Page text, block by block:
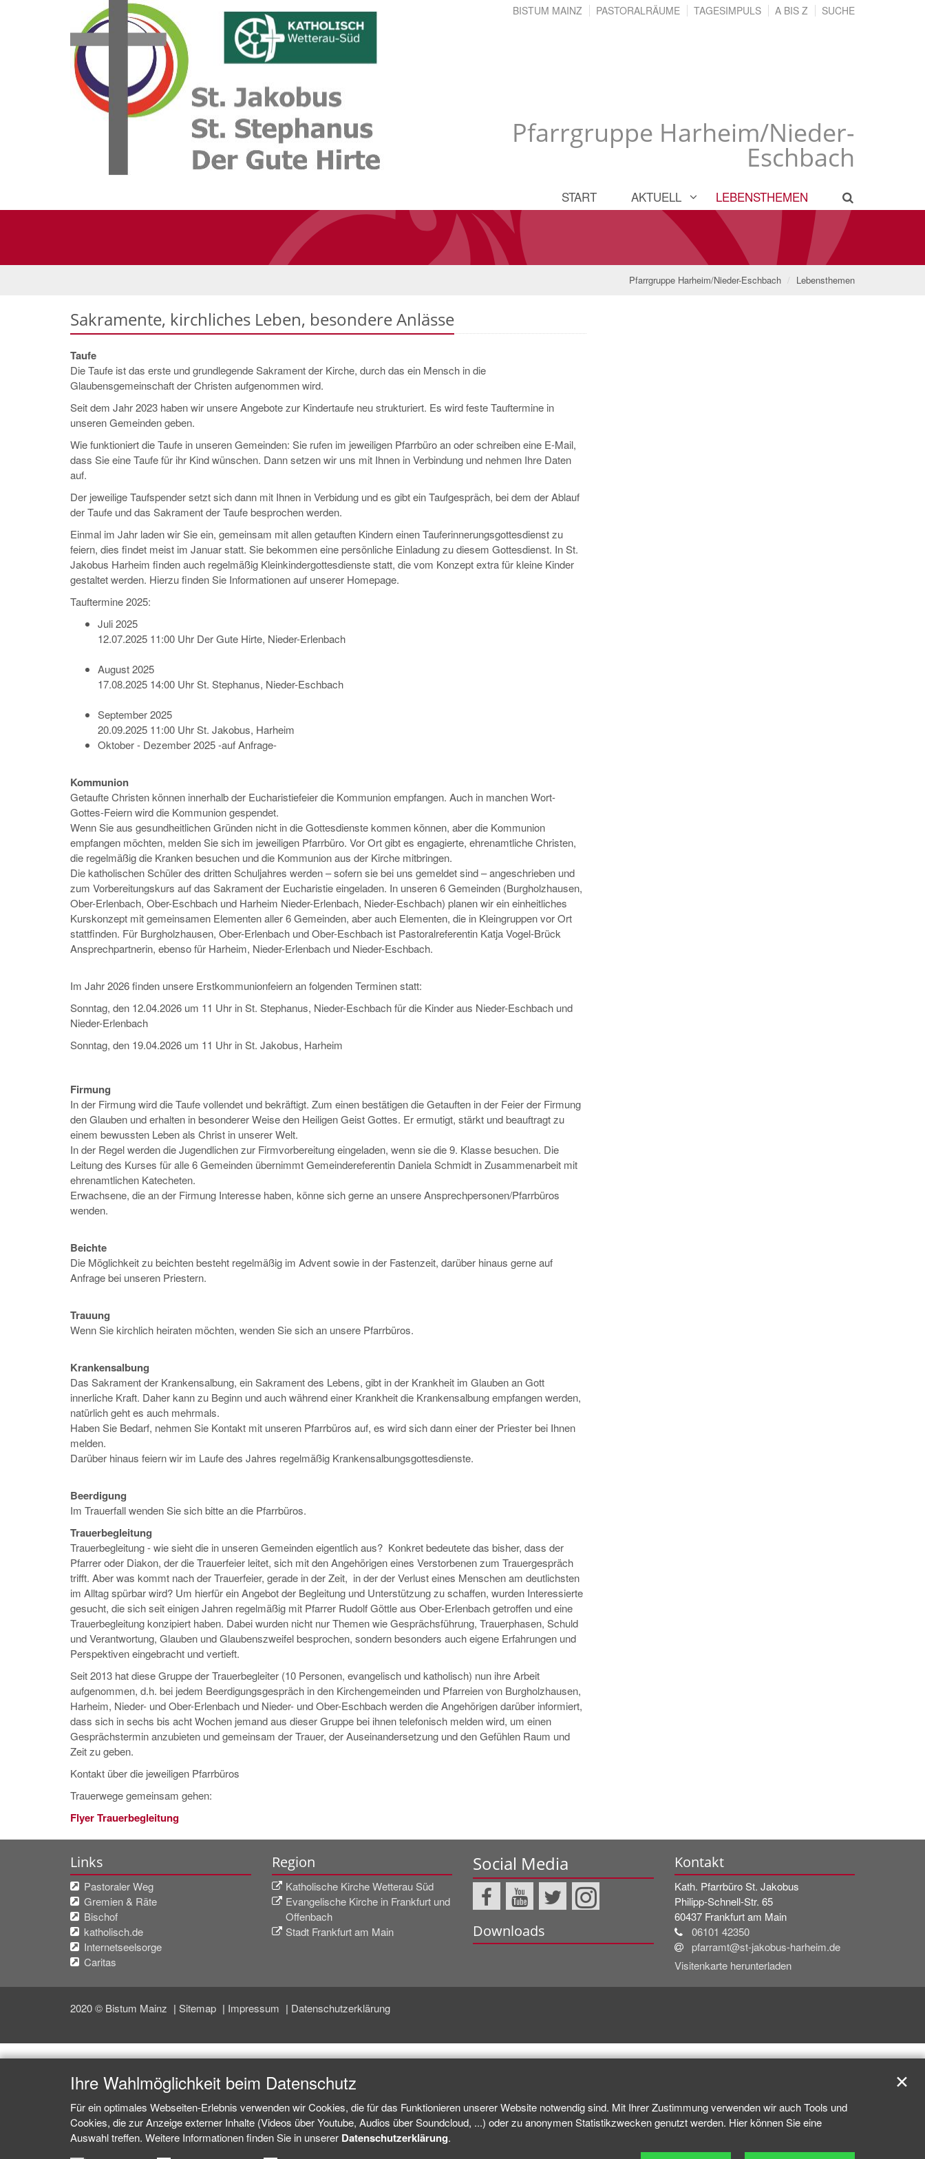
Pfarrgruppe Harheim/Nieder-
Eschbach
BISTUM MAINZ PASTORALRÄUME TAGESIMPULS A BIS Z SUCHE
START AKTUELL LEBENSTHEMEN
Pfarrgruppe Harheim/Nieder-Eschbach Lebensthemen
Sakramente, kirchliches Leben, besondere Anlässe
Taufe
Die Taufe ist das erste und grundlegende Sakrament der Kirche, durch das ein Mensch in die
Glaubensgemeinschaft der Christen aufgenommen wird.
Seit dem Jahr 2023 haben wir unsere Angebote zur Kindertaufe neu strukturiert. Es wird feste Tauftermine in
unseren Gemeinden geben.
Wie funktioniert die Taufe in unseren Gemeinden: Sie rufen im jeweiligen Pfarrbüro an oder schreiben eine E-Mail,
dass Sie eine Taufe für ihr Kind wünschen. Dann setzen wir uns mit Ihnen in Verbindung und nehmen Ihre Daten
auf.
Der jeweilige Taufspender setzt sich dann mit Ihnen in Verbidung und es gibt ein Taufgespräch, bei dem der Ablauf
der Taufe und das Sakrament der Taufe besprochen werden.
Einmal im Jahr laden wir Sie ein, gemeinsam mit allen getauften Kindern einen Tauferinnerungsgottesdienst zu
feiern, dies findet meist im Januar statt. Sie bekommen eine persönliche Einladung zu diesem Gottesdienst. In St.
Jakobus Harheim finden auch regelmäßig Kleinkindergottesdienste statt, die vom Konzept extra für kleine Kinder
gestaltet werden. Hierzu finden Sie Informationen auf unserer Homepage.
Tauftermine 2025:
Juli 2025
12.07.2025 11:00 Uhr Der Gute Hirte, Nieder-Erlenbach
August 2025
17.08.2025 14:00 Uhr St. Stephanus, Nieder-Eschbach
September 2025
20.09.2025 11:00 Uhr St. Jakobus, Harheim
Oktober - Dezember 2025 -auf Anfrage-
Kommunion
Getaufte Christen können innerhalb der Eucharistiefeier die Kommunion empfangen. Auch in manchen Wort-
Gottes-Feiern wird die Kommunion gespendet.
Wenn Sie aus gesundheitlichen Gründen nicht in die Gottesdienste kommen können, aber die Kommunion
empfangen möchten, melden Sie sich im jeweiligen Pfarrbüro. Vor Ort gibt es engagierte, ehrenamtliche Christen,
die regelmäßig die Kranken besuchen und die Kommunion aus der Kirche mitbringen.
Die katholischen Schüler des dritten Schuljahres werden – sofern sie bei uns gemeldet sind – angeschrieben und
zum Vorbereitungskurs auf das Sakrament der Eucharistie eingeladen. In unseren 6 Gemeinden (Burgholzhausen,
Ober-Erlenbach, Ober-Eschbach und Harheim Nieder-Erlenbach, Nieder-Eschbach) planen wir ein einheitliches
Kurskonzept mit gemeinsamen Elementen aller 6 Gemeinden, aber auch Elementen, die in Kleingruppen vor Ort
stattfinden. Für Burgholzhausen, Ober-Erlenbach und Ober-Eschbach ist Pastoralreferentin Katja Vogel-Brück
Ansprechpartnerin, ebenso für Harheim, Nieder-Erlenbach und Nieder-Eschbach.
Im Jahr 2026 finden unsere Erstkommunionfeiern an folgenden Terminen statt:
Sonntag, den 12.04.2026 um 11 Uhr in St. Stephanus, Nieder-Eschbach für die Kinder aus Nieder-Eschbach und
Nieder-Erlenbach
Sonntag, den 19.04.2026 um 11 Uhr in St. Jakobus, Harheim
Firmung
In der Firmung wird die Taufe vollendet und bekräftigt. Zum einen bestätigen die Getauften in der Feier der Firmung
den Glauben und erhalten in besonderer Weise den Heiligen Geist Gottes. Er ermutigt, stärkt und beauftragt zu
einem bewussten Leben als Christ in unserer Welt.
In der Regel werden die Jugendlichen zur Firmvorbereitung eingeladen, wenn sie die 9. Klasse besuchen. Die
Leitung des Kurses für alle 6 Gemeinden übernimmt Gemeindereferentin Daniela Schmidt in Zusammenarbeit mit
ehrenamtlichen Katecheten.
Erwachsene, die an der Firmung Interesse haben, könne sich gerne an unsere Ansprechpersonen/Pfarrbüros
wenden.
Beichte
Die Möglichkeit zu beichten besteht regelmäßig im Advent sowie in der Fastenzeit, darüber hinaus gerne auf
Anfrage bei unseren Priestern.
Trauung
Wenn Sie kirchlich heiraten möchten, wenden Sie sich an unsere Pfarrbüros.
Krankensalbung
Das Sakrament der Krankensalbung, ein Sakrament des Lebens, gibt in der Krankheit im Glauben an Gott
innerliche Kraft. Daher kann zu Beginn und auch während einer Krankheit die Krankensalbung empfangen werden,
natürlich geht es auch mehrmals.
Haben Sie Bedarf, nehmen Sie Kontakt mit unseren Pfarrbüros auf, es wird sich dann einer der Priester bei Ihnen
melden.
Darüber hinaus feiern wir im Laufe des Jahres regelmäßig Krankensalbungsgottesdienste.
Beerdigung
Im Trauerfall wenden Sie sich bitte an die Pfarrbüros.
Trauerbegleitung
Trauerbegleitung - wie sieht die in unseren Gemeinden eigentlich aus? Konkret bedeutete das bisher, dass der
Pfarrer oder Diakon, der die Trauerfeier leitet, sich mit den Angehörigen eines Verstorbenen zum Trauergespräch
trifft. Aber was kommt nach der Trauerfeier, gerade in der Zeit, in der der Verlust eines Menschen am deutlichsten
im Alltag spürbar wird? Um hierfür ein Angebot der Begleitung und Unterstützung zu schaffen, wurden Interessierte
gesucht, die sich seit einigen Jahren regelmäßig mit Pfarrer Rudolf Göttle aus Ober-Erlenbach getroffen und eine
Trauerbegleitung konzipiert haben. Dabei wurden nicht nur Themen wie Gesprächsführung, Trauerphasen, Schuld
und Verantwortung, Glauben und Glaubenszweifel besprochen, sondern besonders auch eigene Erfahrungen und
Perspektiven eingebracht und vertieft.
Seit 2013 hat diese Gruppe der Trauerbegleiter (10 Personen, evangelisch und katholisch) nun ihre Arbeit
aufgenommen, d.h. bei jedem Beerdigungsgespräch in den Kirchengemeinden und Pfarreien von Burgholzhausen,
Harheim, Nieder- und Ober-Erlenbach und Nieder- und Ober-Eschbach werden die Angehörigen darüber informiert,
dass sich in sechs bis acht Wochen jemand aus dieser Gruppe bei ihnen telefonisch melden wird, um einen
Gesprächstermin anzubieten und gemeinsam der Trauer, der Auseinandersetzung und den Gefühlen Raum und
Zeit zu geben.
Kontakt über die jeweiligen Pfarrbüros
Trauerwege gemeinsam gehen:
Flyer Trauerbegleitung
Links
Pastoraler Weg
Gremien & Räte
Bischof
katholisch.de
Internetseelsorge
Caritas
Region
Katholische Kirche Wetterau Süd
Evangelische Kirche in Frankfurt und
Offenbach
Stadt Frankfurt am Main
Social Media
Downloads
Kontakt
Kath. Pfarrbüro St. Jakobus
Philipp-Schnell-Str. 65
60437 Frankfurt am Main
06101 42350
pfarramt@st-jakobus-harheim.de
Visitenkarte herunterladen
2020 © Bistum Mainz Sitemap Impressum Datenschutzerklärung
Ihre Wahlmöglichkeit beim Datenschutz
Für ein optimales Webseiten-Erlebnis verwenden wir Cookies, die für das Funktionieren unserer Website notwendig sind. Mit Ihrer Zustimmung verwenden wir auch Tools und
Cookies, die zur Anzeige externer Inhalte (Videos über Youtube, Audios über Soundcloud, ...) oder zu anonymen Statistikzwecken genutzt werden. Hier können Sie eine
Auswahl treffen. Weitere Informationen finden Sie in unserer Datenschutzerklärung.
✕